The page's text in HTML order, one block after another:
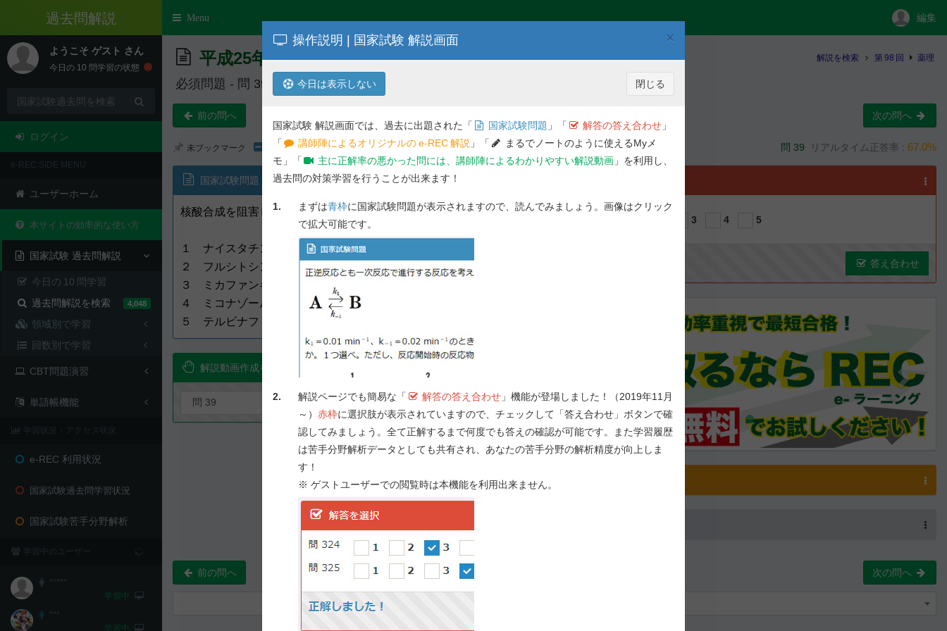
×
操作説明 | 国家試験 解説画面
今日は表示しない 閉じる
国家試験 解説画面では、過去に出題された「 国家試験問題 」「 解答の答え合わせ 」
「
講師陣によるオリジナルのe-REC解説 」「
まるでノートのように使えるMyメ
モ」「
主に正解率の悪かった問には、講師陣によるわかりやすい解説動画 」を利用し、
過去問の対策学習を行うことが出来ます！
1. まずは青枠に国家試験問題が表示されますので、読んでみましょう。画像はクリック
で拡大可能です。
2. 解説ページでも簡易な「 解答の答え合わせ 」機能が登場しました！（2019年11月
～） 赤枠に選択肢が表示されていますので、チェックして「答え合わせ」ボタンで確
認してみましょう。全て正解するまで何度でも答えの確認が可能です。また学習履歴
は苦手分野解析データとしても共有され、あなたの苦手分野の解析精度が向上しま
す！
※ ゲストユーザーでの閲覧時は本機能を利用出来ません。
過去問解説
Toggle
Menu 編集
ようこそ ゲスト さん
今日の 10 問学習の状態
ログイン
e-REC SIDE MENU
ユーザーホーム
本サイトの効率的な使い方
国家試験 過去問解説
今日の 10 問学習
過去問解説を検索
4,048
領域別で学習
回数別で学習
CBT問題演習
単語帳機能
学習状況・アクセス状況
e-REC 利用状況
国家試験過去問学習状況
国家試験苦手分野解析
学習中のユーザー
*****
学習中
***
学習中
解説を検索 第 98 回 薬理
平成25年度 第98回 薬剤師国家試験問題
必須問題 - 問 39
前の問へ 次の問へ
未ブックマーク 問 39 リアルタイム正答率 : 67.0%
国家試験問題
核酸合成を阻害し、抗真菌作用を示すのはどれか。１つ選べ。
１ ナイスタチン
２ フルシトシン
３ ミカファンギン
４ ミコナゾール
５ テルビナフィン
解説動画作成を要望！
要望する！
問 39
3 4 5
答え合わせ
前の問へ 次の問へ